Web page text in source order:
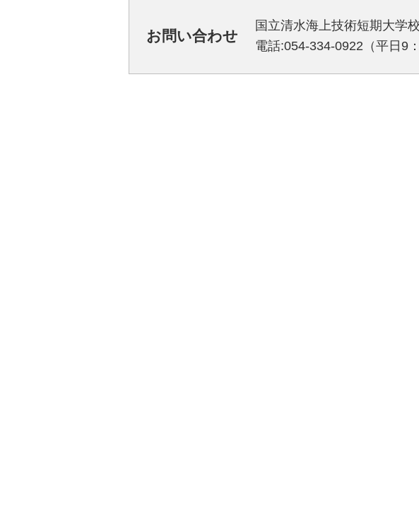
お問い合わせ
国立清水海上技術短期大学
電話:054-334-0922（平日9